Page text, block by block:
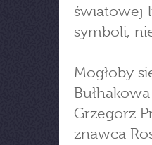
światowej
symboli,
Mogłoby
Grzegorz
znawca